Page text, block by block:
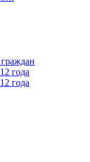
года
года